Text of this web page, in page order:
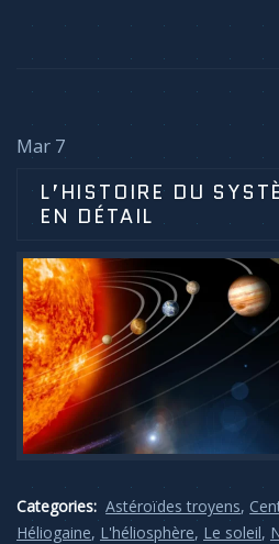
Mar 7
L’HISTOIRE DU
EN DÉTAIL
Categories: Astéroïdes troyens,
Héliogaine, L'héliosphère, Le soleil,